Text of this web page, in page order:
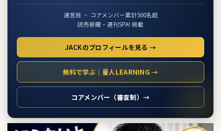
運営目 ・ コアメンバー累計500名超
読売新聞・週刊SPA! 掲載
JACKのプロフィールを見る →
無料で学ぶ｜番人LEARNING →
コアメンバー（審査制）→